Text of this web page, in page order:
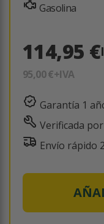
Gasolina
114,95 €
95,00 €+IVA
Garantía 1
Verificada
Envío rápido